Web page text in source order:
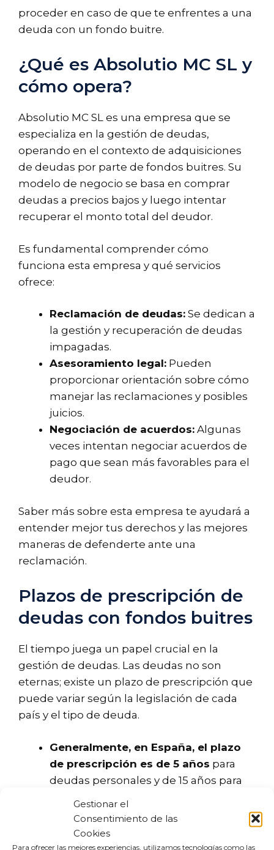
Gestionar el
Consentimiento de las
Cookies
Para ofrecer las mejores experiencias, utilizamos tecnologías como las
proceder en caso de que te enfrentes a una
deuda con un fondo buitre.
¿Qué es Absolutio MC SL y
cómo opera?
Absolutio MC SL es una empresa que se
especializa en la gestión de deudas,
operando en el contexto de adquisiciones
de deudas por parte de fondos buitres. Su
modelo de negocio se basa en comprar
deudas a precios bajos y luego intentar
recuperar el monto total del deudor.
Es fundamental comprender cómo
funciona esta empresa y qué servicios
ofrece:
Reclamación de deudas: Se dedican a
la gestión y recuperación de deudas
impagadas.
Asesoramiento legal: Pueden
proporcionar orientación sobre cómo
manejar las reclamaciones y posibles
juicios.
Negociación de acuerdos: Algunas
veces intentan negociar acuerdos de
pago que sean más favorables para el
deudor.
Saber más sobre esta empresa te ayudará a
entender mejor tus derechos y las mejores
maneras de defenderte ante una
reclamación.
Plazos de prescripción de
deudas con fondos buitres
El tiempo juega un papel crucial en la
gestión de deudas. Las deudas no son
eternas; existe un plazo de prescripción que
puede variar según la legislación de cada
país y el tipo de deuda.
Generalmente, en España, el plazo
de prescripción es de 5 años para
deudas personales y de 15 años para
Interrupción del plazo:
realiza acciones legales para reclamar
la deuda, el plazo se puede